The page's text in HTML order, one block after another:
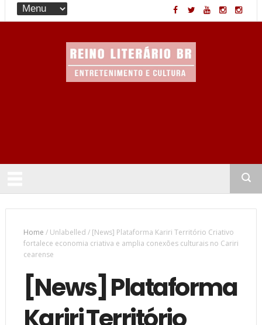
Home /Unlabelled / [News] Plataforma Kariri Território Criativo
fortalece economia criativa e amplia conexões culturais no Cariri
cearense
[News] Plataforma
Kariri Território